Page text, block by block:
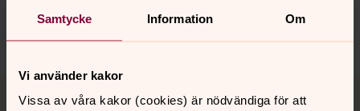
Samtycke Information Om
Vi använder kakor
Vissa av våra kakor (cookies) är nödvändiga för att
Tillbaka till toppen
Tillbaka till innehållet